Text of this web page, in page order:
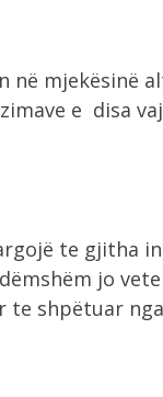
në mjekësinë
e disa
te gjitha
jo
te shpëtuar